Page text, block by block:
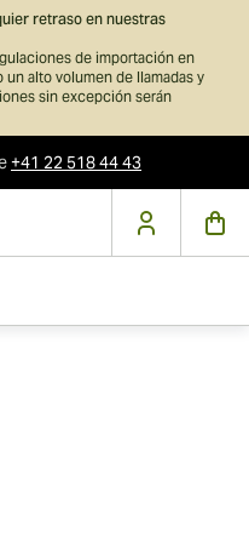
retraso en nuestras
de importación en
alto volumen de llamadas y
sin excepción serán
+41 22 518 44 43